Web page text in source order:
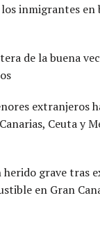
inmigrantes en
de la buena
extranjeros
Ceuta y
herido grave tras
en Gran